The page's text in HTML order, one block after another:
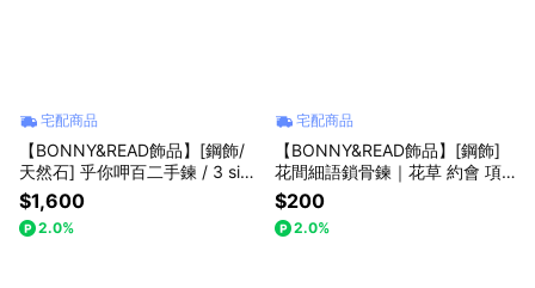
宅配商品
【BONNY&READ飾品】[鋼飾/
天然石] 乎你呷百二手鍊 / 3 size
| 大甲鎮瀾宮聯名 健康運 淨化負
能量 開運飾品 好運手鍊 招財 水
晶手鍊 母親節禮物 送禮推薦 專
$1,600
2.0%
宅配商品
【BONNY&READ飾品】[鋼飾]
花間細語鎖骨鍊｜花草 約會 項
鍊 女生飾品 夏日穿搭 抗汗 禮物
推薦
$200
2.0%